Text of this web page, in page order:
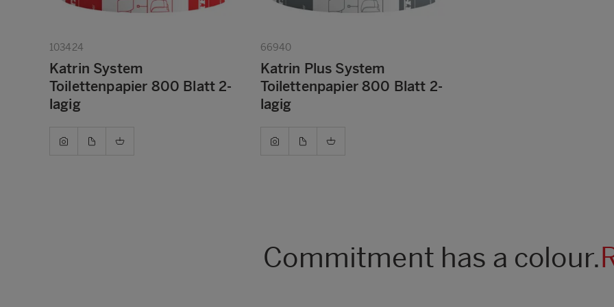
103424
Katrin System
Toilettenpapier 800 Blatt 2-
lagig
66940
Katrin Plus System
Toilettenpapier 800 Blatt 2-
lagig
Commitment has a colour.